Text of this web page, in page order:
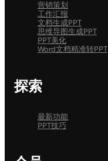
营销策划
工作汇报
文档生成PPT
思维导图生成PPT
PPT美化
Word文档精准转PPT
探索
最新功能
PPT技巧